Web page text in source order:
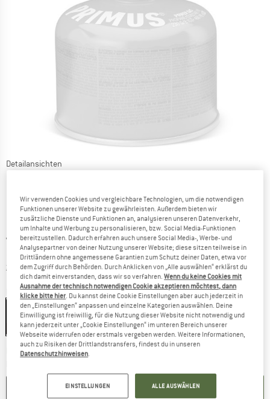
Detailansichten
Ursprünglicher Preis :
44,95€
Preis:
38,21€ inkl. MwSt.
zzgl. VersandkostenInformationen zu den Versandkosten. Öffnet sich in
Farbe:Steel
Steel
15%
Lieferzeit: 2-4 WerktageDer Link öffnet sich in einer Infobox und
IN DEN WARENKORB
Wir verwenden Cookies und vergleichbare Technologien, um die notwendigen
Funktionen unserer Website zu gewährleisten. Außerdem bieten wir
zusätzliche Dienste und Funktionen an, analysieren unseren Datenverkehr,
um Inhalte und Werbung zu personalisieren, bzw. Social Media-Funktionen
bereitzustellen. Dadurch erfahren auch unsere Social Media-, Werbe- und
Analysepartner von deiner Nutzung unserer Website; diese sitzen teilweise in
Drittländern ohne angemessene Garantien zum Schutz deiner Daten, etwa vor
dem Zugriff durch Behörden. Durch Anklicken von „Alle auswählen“ erklärst du
dich damit einverstanden, dass wir so verfahren.Wenn du keine Cookies mit
Ausnahme der technisch notwendigen Cookie akzeptieren möchtest, dann
klicke bitte hier . Du kannst deine Cookie Einstellungen aber auch jederzeit in
den „Einstellungen“ anpassen und einzelne Kategorien auswählen. Deine
Einwilligung ist freiwillig, für die Nutzung dieser Website nicht notwendig und
kann jederzeit unter „Cookie Einstellungen“ im unteren Bereich unserer
Webseite widerrufen oder erstmals vergeben werden. Weitere Informationen,
auch zu Risiken der Drittlandstransfers, findest du in unseren
Datenschutzhinweisen
EINSTELLUNGEN ALLE AUSWÄHLEN